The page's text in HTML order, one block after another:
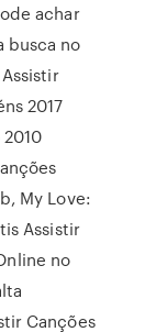
achar
busca no
2017
My Love:
Assistir
no
Canções